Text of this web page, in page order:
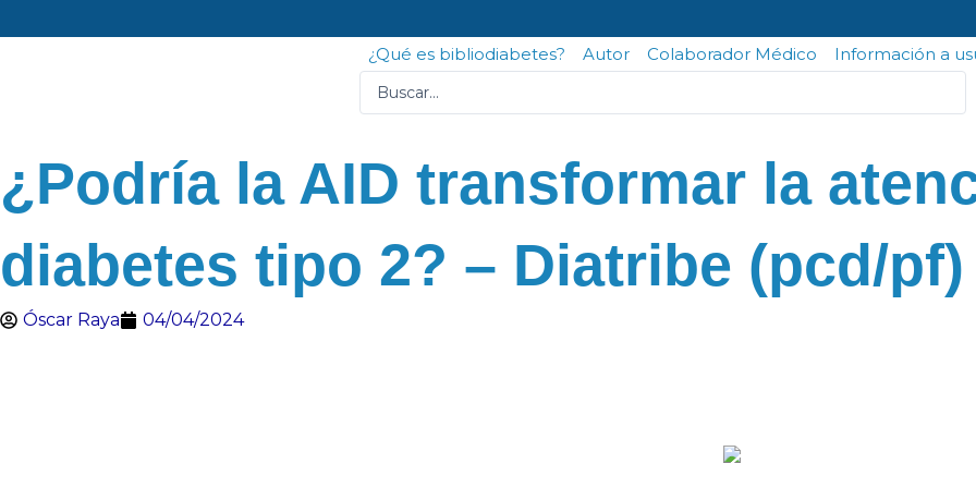
al
¿Qué es bibliodiabetes? Autor Colaborador Médico Información a
¿Podría la AID transformar la
diabetes tipo 2? – Diatribe (pcd/pf)
Óscar Raya 04/04/2024